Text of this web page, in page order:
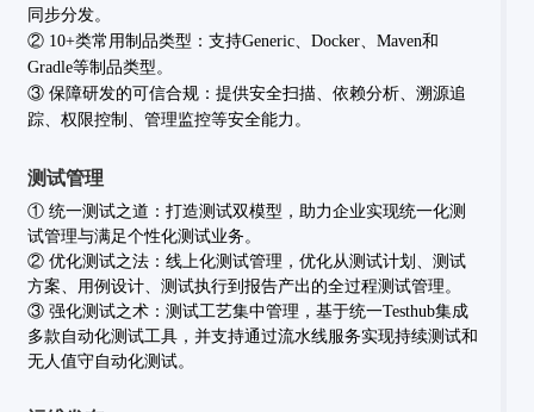
同步分发。
② 10+类常用制品类型：支持Generic、Docker、Maven和
Gradle等制品类型。
③保障研发的可信合规：提供安全扫描、依赖分析、溯源追
踪、权限控制、管理监控等安全能力。
测试管理
①统一测试之道：打造测试双模型，助力企业实现统一化测
试管理与满足个性化测试业务。
②优化测试之法：线上化测试管理，优化从测试计划、测试
方案、用例设计、测试执行到报告产出的全过程测试管理。
③强化测试之术：测试工艺集中管理，基于统一Testhub集成
多款自动化测试工具，并支持通过流水线服务实现持续测试和
无人值守自动化测试。